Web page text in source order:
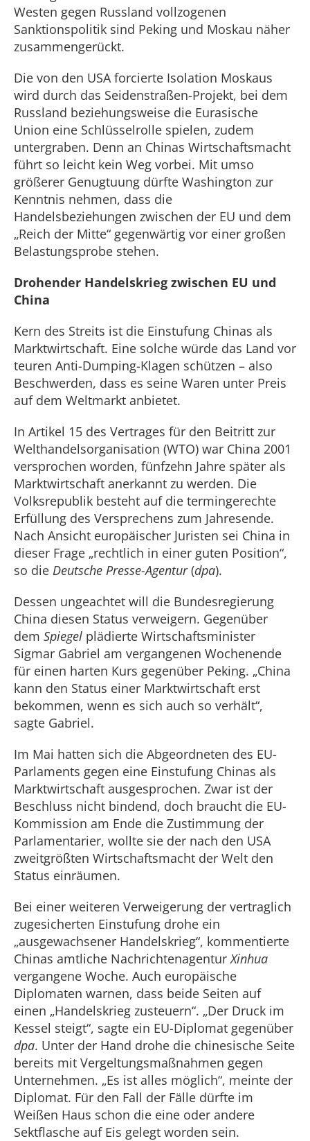
Westen gegen Russland vollzogenen
Sanktionspolitik sind Peking und Moskau näher
zusammengerückt.
Die von den USA forcierte Isolation Moskaus
wird durch das Seidenstraßen-Projekt, bei dem
Russland beziehungsweise die Eurasische
Union eine Schlüsselrolle spielen, zudem
untergraben. Denn an Chinas Wirtschaftsmacht
führt so leicht kein Weg vorbei. Mit umso
größerer Genugtuung dürfte Washington zur
Kenntnis nehmen, dass die
Handelsbeziehungen zwischen der EU und dem
„Reich der Mitte“ gegenwärtig vor einer großen
Belastungsprobe stehen.
Drohender Handelskrieg zwischen EU und
China
Kern des Streits ist die Einstufung Chinas als
Marktwirtschaft. Eine solche würde das Land vor
teuren Anti-Dumping-Klagen schützen – also
Beschwerden, dass es seine Waren unter Preis
auf dem Weltmarkt anbietet.
In Artikel 15 des Vertrages für den Beitritt zur
Welthandelsorganisation (WTO) war China 2001
versprochen worden, fünfzehn Jahre später als
Marktwirtschaft anerkannt zu werden. Die
Volksrepublik besteht auf die termingerechte
Erfüllung des Versprechens zum Jahresende.
Nach Ansicht europäischer Juristen sei China in
dieser Frage „rechtlich in einer guten Position“,
so die Deutsche Presse-Agentur(dpa).
Dessen ungeachtet will die Bundesregierung
China diesen Status verweigern. Gegenüber
dem Spiegel plädierte Wirtschaftsminister
Sigmar Gabriel am vergangenen Wochenende
für einen harten Kurs gegenüber Peking. „China
kann den Status einer Marktwirtschaft erst
bekommen, wenn es sich auch so verhält“,
sagte Gabriel.
Im Mai hatten sich die Abgeordneten des EU-
Parlaments gegen eine Einstufung Chinas als
Marktwirtschaft ausgesprochen. Zwar ist der
Beschluss nicht bindend, doch braucht die EU-
Kommission am Ende die Zustimmung der
Parlamentarier, wollte sie der nach den USA
zweitgrößten Wirtschaftsmacht der Welt den
Status einräumen.
Bei einer weiteren Verweigerung der vertraglich
zugesicherten Einstufung drohe ein
„ausgewachsener Handelskrieg“, kommentierte
Chinas amtliche NachrichtenagenturXinhua
vergangene Woche. Auch europäische
Diplomaten warnen, dass beide Seiten auf
einen „Handelskrieg zusteuern“. „Der Druck im
Kessel steigt“, sagte ein EU-Diplomat gegenüber
dpa. Unter der Hand drohe die chinesische Seite
bereits mit Vergeltungsmaßnahmen gegen
Unternehmen. „Es ist alles möglich“, meinte der
Diplomat. Für den Fall der Fälle dürfte im
Weißen Haus schon die eine oder andere
Sektflasche auf Eis gelegt worden sein.